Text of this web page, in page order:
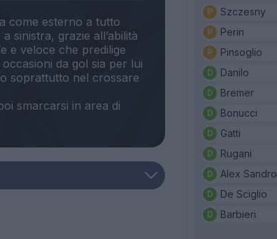
come esterno a tutto
sinistra, grazie all’abilità
e veloce che predilige
da gol sia per lui
soprattutto nel crossare
smarcarsi in area di
Szczesny
Perin
Pinsoglio
Danilo
Bremer
Bonucci
Gatti
Rugani
Alex Sandro
De Sciglio
Barbieri